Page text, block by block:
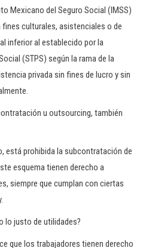
Mexicano del Seguro Social (IMSS)
culturales, asistenciales o de
inferior al establecido por la
(STPS) según la rama de la
privada sin fines de lucro y sin
u outsourcing, también
está prohibida la subcontratación de
esquema tienen derecho a
siempre que cumplan con ciertas
lo justo de utilidades?
que los trabajadores tienen derecho